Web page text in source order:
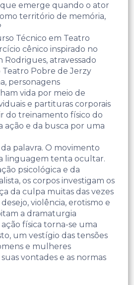
emerge quando o ator
território de memória,
Técnico em Teatro
cênico inspirado no
Rodrigues, atravessado
Pobre de Jerzy
personagens
vida por meio de
e partituras corporais
do treinamento físico do
ação e da busca por uma
palavra. O movimento
linguagem tenta ocultar.
psicológica e da
os corpos investigam os
da culpa muitas das vezes
violência, erotismo e
a dramaturgia
física torna-se uma
um vestígio das tensões
e mulheres
vontades e as normas